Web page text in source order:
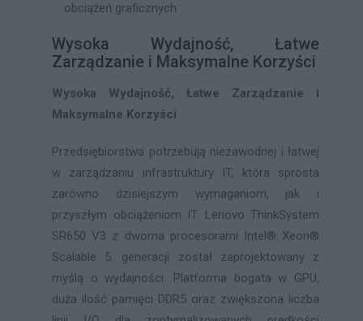
obciążeń graficznych
Wysoka Wydajność, Łatwe
Zarządzanie i Maksymalne Korzyści
Wysoka Wydajność, Łatwe Zarządzanie i
Maksymalne Korzyści
Przedsiębiorstwa potrzebują niezawodnej i łatwej
w zarządzaniu infrastruktury IT, która sprosta
zarówno dzisiejszym wymaganiom, jak i
przyszłym obciążeniom IT. Lenovo ThinkSystem
SR650 V3 z dwoma procesorami Intel® Xeon®
Scalable 5. generacji został zaprojektowany z
myślą o wydajności. Platforma bogata w GPU,
duża ilość pamięci DDR5 oraz zwiększona liczba